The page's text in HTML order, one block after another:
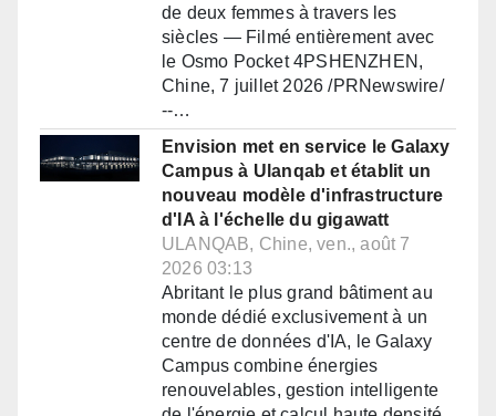
de deux femmes à travers les
siècles — Filmé entièrement avec
le Osmo Pocket 4PSHENZHEN,
Chine, 7 juillet 2026 /PRNewswire/
--…
Envision met en service le Galaxy
Campus à Ulanqab et établit un
nouveau modèle d'infrastructure
d'IA à l'échelle du gigawatt
ULANQAB, Chine, ven., août 7
2026 03:13
Abritant le plus grand bâtiment au
monde dédié exclusivement à un
centre de données d'IA, le Galaxy
Campus combine énergies
renouvelables, gestion intelligente